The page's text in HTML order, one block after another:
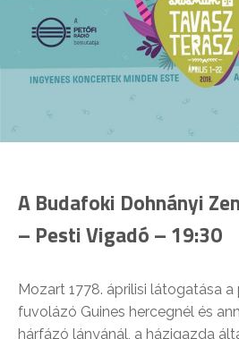
A Budafoki Dohnányi
– Pesti Vigadó – 19:30
Mozart 1778. áprilisi látogatása
fuvolázó Guines hercegnél és
hárfázó lányánál, a házigazda